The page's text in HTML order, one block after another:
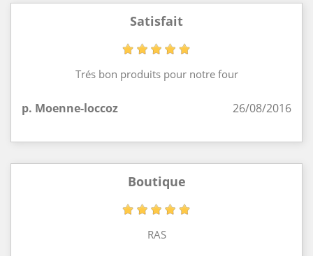
Satisfait
Trés bon produits pour notre four
p. Moenne-loccoz 26/08/2016
Boutique
RAS